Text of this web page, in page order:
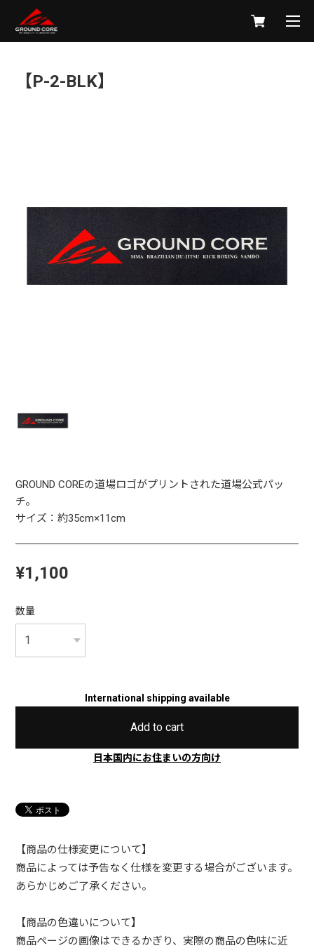
【P-2-BLK】
GROUND COREの道場ロゴがプリントされた道場公式パッ
チ。
サイズ：約35cm×11cm
¥1,100
数量
International shipping available
Add to cart
日本国内にお住まいの方向け
【商品の仕様変更について】
商品によっては予告なく仕様を変更する場合がございます。
あらかじめご了承ください。
【商品の色違いについて】
商品ページの画像はできるかぎり、実際の商品の色味に近